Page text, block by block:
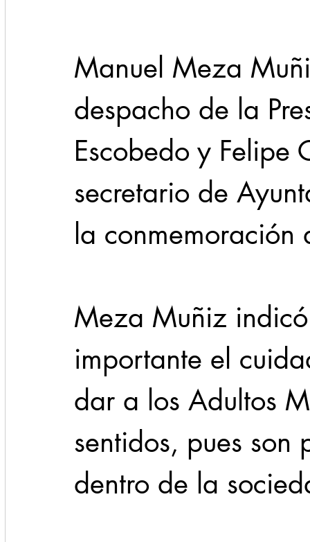
Manuel Meza
despacho de la
Escobedo y Felipe
secretario de
la
Meza Muñiz
importante el
dar a los Adultos
sentidos, pues
dentro de la